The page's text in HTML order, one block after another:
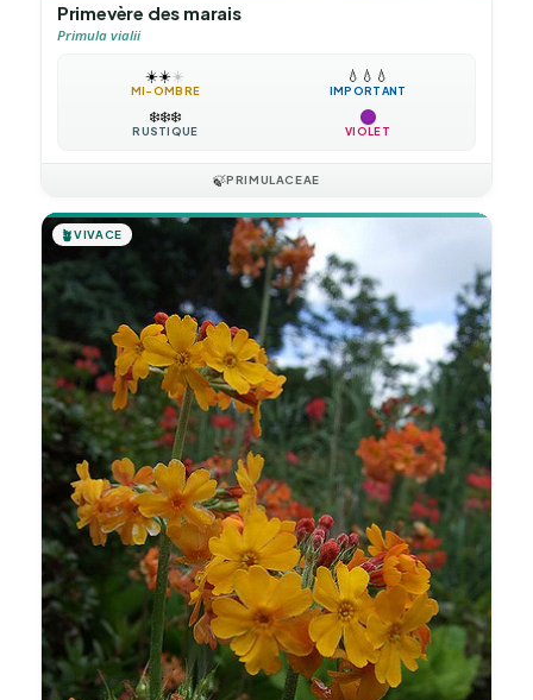
Primevère des marais
Primula vialii
☀️☀️☀️
MI-OMBRE
💧 💧 💧
IMPORTANT
❄️❄️❄️
RUSTIQUE VIOLET
🍃PRIMULACEAE
🪴VIVACE